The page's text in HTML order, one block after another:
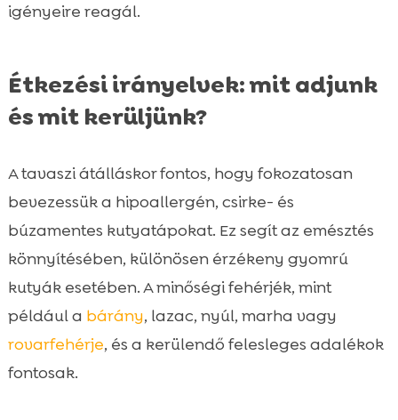
igényeire reagál.
Étkezési irányelvek: mit adjunk
és mit kerüljünk?
A tavaszi átálláskor fontos, hogy fokozatosan
bevezessük a hipoallergén, csirke- és
búzamentes kutyatápokat. Ez segít az emésztés
könnyítésében, különösen érzékeny gyomrú
kutyák esetében. A minőségi fehérjék, mint
például a bárány, lazac, nyúl, marha vagy
rovarfehérje, és a kerülendő felesleges adalékok
fontosak.